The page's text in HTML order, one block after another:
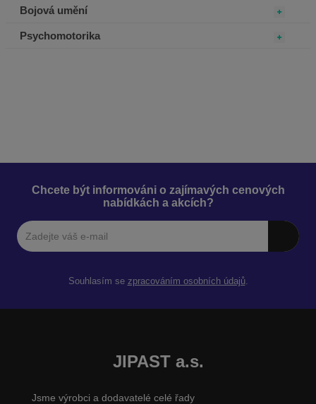
Bojová umění
Psychomotorika
Chcete být informováni o zajímavých cenových
nabídkách a akcích?
Souhlasím se zpracováním osobních údajů.
JIPAST a.s.
Jsme výrobci a dodavatelé celé řady